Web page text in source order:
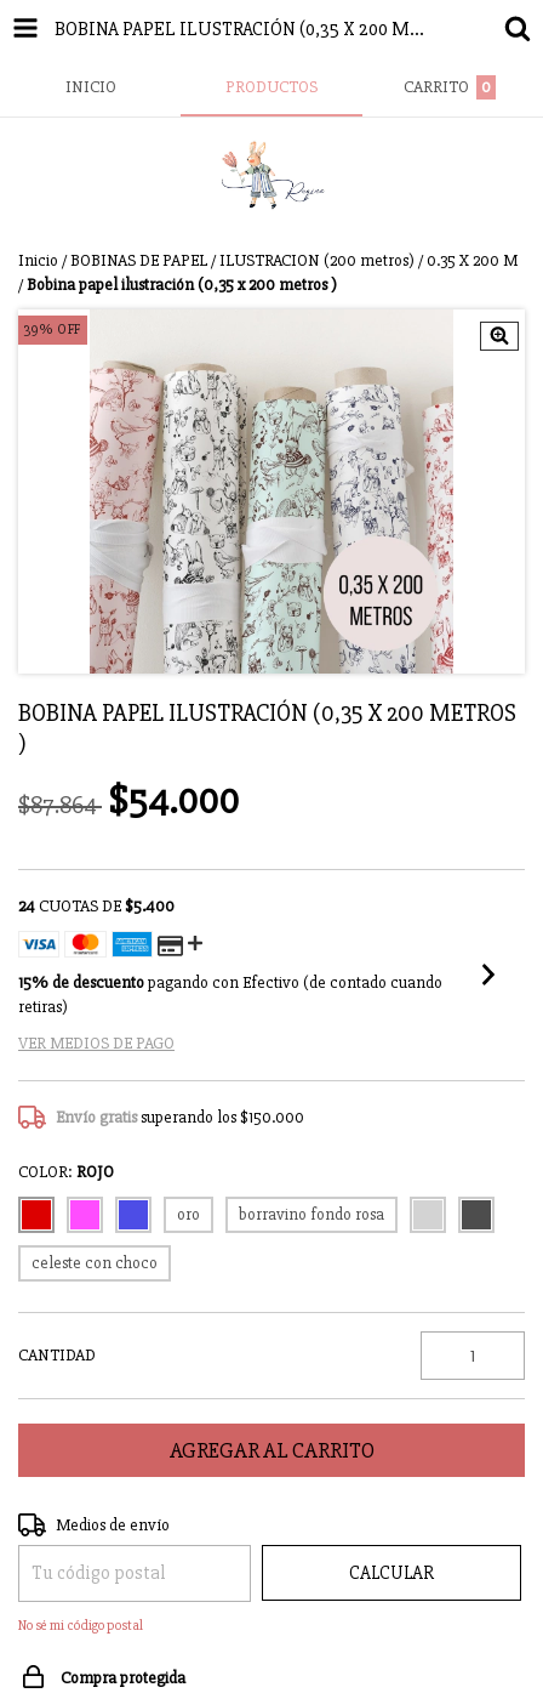
BOBINA PAPEL ILUSTRACIÓN (0,35 X 200 METROS )
INICIO PRODUCTOS CARRITO 0
Inicio /BOBINAS DE PAPEL/ILUSTRACION (200 metros) / 0.35 X 200 M
/Bobina papel ilustración (0,35 x 200 metros )
39% OFF
BOBINA PAPEL ILUSTRACIÓN (0,35 X 200 METROS
)
$87.864 $54.000
24CUOTAS DE$5.400
15% de descuentopagando con Efectivo (de contado cuando
retiras)
VER MEDIOS DE PAGO
Envío gratissuperando los$150.000
COLOR: ROJO
oro borravino fondo rosa
celeste con choco
CANTIDAD
Entregas para el CP:
Medios de envío
CALCULAR
No sé mi código postal
Compra protegida